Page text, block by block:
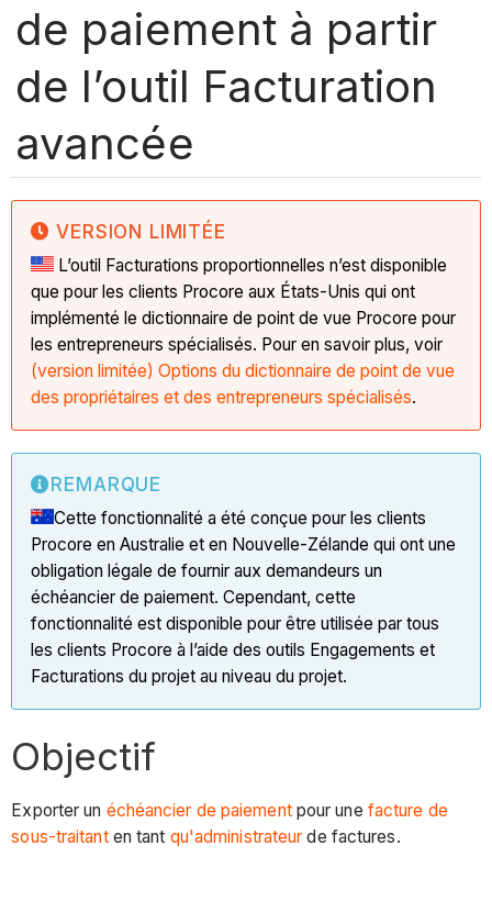
de paiement à partir
de l’outil Facturation
avancée
VERSION LIMITÉE
L’outil Facturations proportionnelles n’est disponible
que pour les clients Procore aux États-Unis qui ont
implémenté le dictionnaire de point de vue Procore pour
les entrepreneurs spécialisés. Pour en savoir plus, voir
(version limitée) Options du dictionnaire de point de vue
des propriétaires et des entrepreneurs spécialisés.
REMARQUE
Cette fonctionnalité a été conçue pour les clients
Procore en Australie et en Nouvelle-Zélande qui ont une
obligation légale de fournir aux demandeurs un
échéancier de paiement. Cependant, cette
fonctionnalité est disponible pour être utilisée par tous
les clients Procore à l’aide des outils Engagements et
Facturations du projet au niveau du projet.
Objectif
Exporter un échéancier de paiementpour une facture de
sous-traitanten tant qu'administrateur de factures.